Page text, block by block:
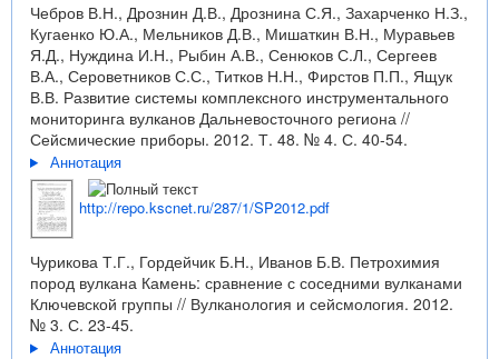
Чебров В.Н., Дрознин Д.В., Дрознина С.Я., Захарченко Н.З.,
Кугаенко Ю.А., Мельников Д.В., Мишаткин В.Н., Муравьев
Я.Д., Нуждина И.Н., Рыбин А.В., Сенюков С.Л., Сергеев
В.А., Сероветников С.С., Титков Н.Н., Фирстов П.П., Ящук
В.В. Развитие системы комплексного инструментального
мониторинга вулканов Дальневосточного региона //
Сейсмические приборы. 2012. Т. 48. № 4. С. 40-54.
Аннотация
http://repo.kscnet.ru/287/1/SP2012.pdf
Чурикова Т.Г., Гордейчик Б.Н., Иванов Б.В. Петрохимия
пород вулкана Камень: сравнение с соседними вулканами
Ключевской группы // Вулканология и сейсмология. 2012.
№ 3. С. 23-45.
Аннотация